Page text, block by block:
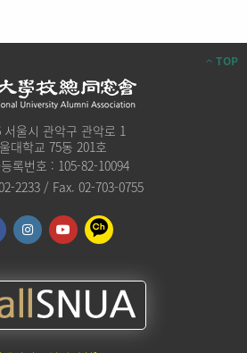
TOP
서울시 관악구 관악로 1
대학교 75동 201호
록번호 : 105-82-10094
2233 / Fax. 02-703-0755